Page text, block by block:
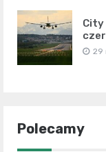
City
29
Polecamy